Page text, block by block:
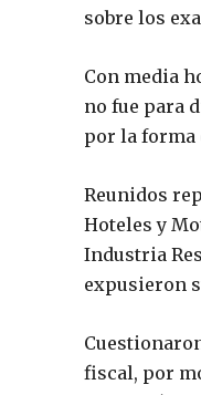
sobre los
Con media
no fue para
por la forma
Reunidos
Hoteles y
Industria
expusieron
fiscal, por